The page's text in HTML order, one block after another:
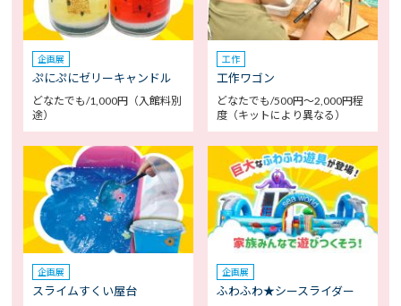
企画展
ぷにぷにゼリーキャンドル
どなたでも/1,000円（入館料別
途）
工作
工作ワゴン
どなたでも/500円～2,000円程
度（キットにより異なる）
企画展
スライムすくい屋台
企画展
ふわふわ★シースライダー